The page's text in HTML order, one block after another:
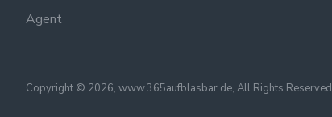
Agent
Copyright © 2026, www.365aufblasbar.de, All Rights Reserved